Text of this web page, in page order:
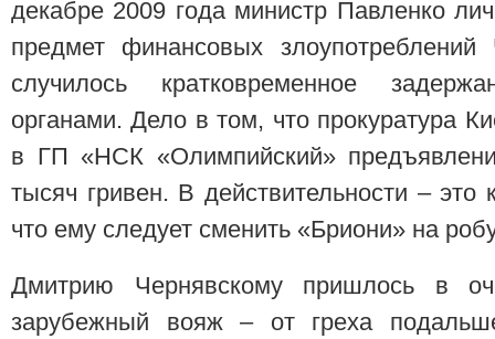
декабре 2009 года министр Павленко
предмет финансовых
случилось кратковременное
органами. Дело в том, что прокуратура
в ГП «НСК «Олимпийский»
тысяч гривен. В действительности –
что ему следует сменить «Бриони» на
Дмитрию Чернявскому пришлось в
зарубежный вояж – от греха